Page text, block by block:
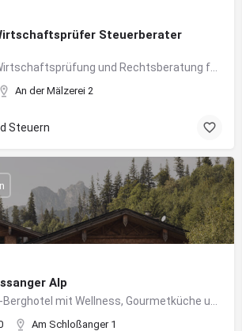
Steuerberater
An der Mälzerei 2
Steuern
Alp
Am Schloßanger 1